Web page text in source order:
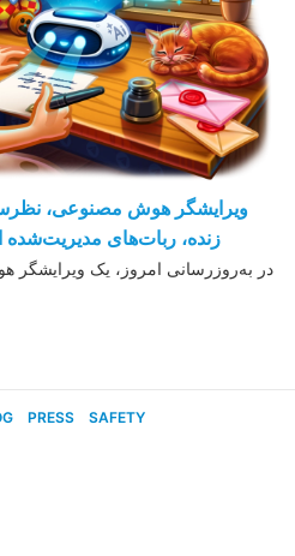
ویرایشگر هوش مصنوعی،
زنده، ربات‌های مدیریت‌شده
در به‌روزرسانی امروز، یک
PRESS SAFETY